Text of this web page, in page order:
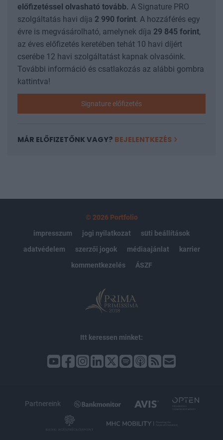
előfizetéssel olvasható tovább. A Signature PRO
szolgáltatás havi díja 2 990 forint. A hozzáférés egy
évre is megvásárolható, amelynek díja 29 845 forint,
az éves előfizetés keretében tehát 10 havi díjért
cserébe 12 havi szolgáltatást kapnak olvasóink.
További információ és csatlakozás az alábbi gombra
kattintva!
Signature előfizetés
MÁR ELŐFIZETŐNK VAGY? BEJELENTKEZÉS
© 2026 Portfolio
impresszum
jogi nyilatkozat
süti beállítások
adatvédelem
szerzői jogok médiaajánlat
karrier
kommentkezelés
ÁSZF
Itt keressen minket:
Partnereink